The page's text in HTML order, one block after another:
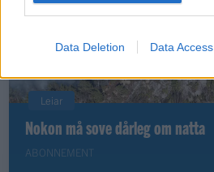
Data Deletion Data Access
Leiar
Nokon må sove dårleg om natta
ABONNEMENT